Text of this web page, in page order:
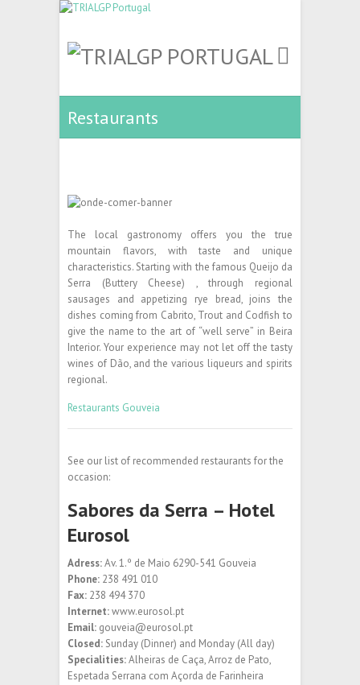
Restaurants
The local gastronomy offers you the true
mountain flavors, with taste and unique
characteristics. Starting with the famous Queijo da
Serra (Buttery Cheese) , through regional
sausages and appetizing rye bread, joins the
dishes coming from Cabrito, Trout and Codfish to
give the name to the art of “well serve” in Beira
Interior. Your experience may not let off the tasty
wines of Dão, and the various liqueurs and spirits
regional.
Restaurants Gouveia
See our list of recommended restaurants for the
occasion:
Sabores da Serra – Hotel
Eurosol
Adress:Av. 1.º de Maio 6290-541 Gouveia
Phone: 238 491 010
Fax: 238 494 370
Internet:www.eurosol.pt
Email: gouveia@eurosol.pt
Closed: Sunday (Dinner) and Monday (All day)
Specialities:Alheiras de Caça, Arroz de Pato,
Espetada Serrana com Açorda de Farinheira